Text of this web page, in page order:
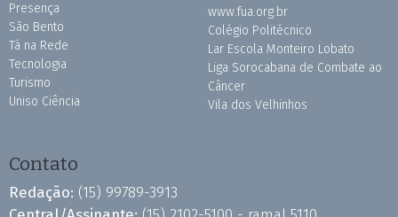
Presença
São Bento
Tá na Rede
Tecnologia
Turismo
Uniso Ciência
www.fua.org.br
Colégio Politécnico
Lar Escola Monteiro Lobato
Liga Sorocabana de Combate ao
Câncer
Vila dos Velhinhos
Contato
Redação: (15) 99789-3913